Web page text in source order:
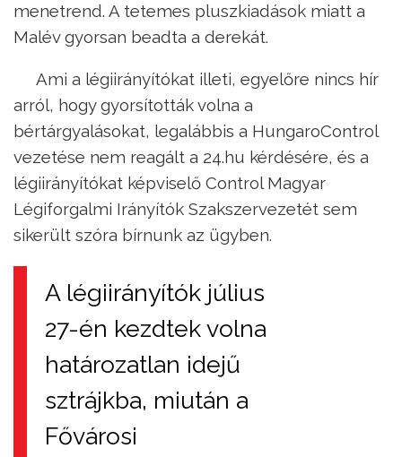
menetrend. A tetemes pluszkiadások miatt a
Malév gyorsan beadta a derekát.
Ami a légiirányítókat illeti, egyelőre nincs hír
arról, hogy gyorsították volna a
bértárgyalásokat, legalábbis a HungaroControl
vezetése nem reagált a 24.hu kérdésére, és a
légiirányítókat képviselő Control Magyar
Légiforgalmi Irányítók Szakszervezetét sem
sikerült szóra bírnunk az ügyben.
A légiirányítók július
27-én kezdtek volna
határozatlan idejű
sztrájkba, miután a
Fővárosi